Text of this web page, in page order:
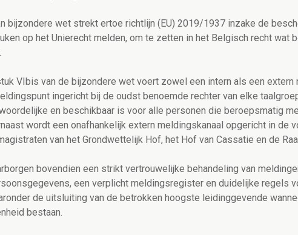
bijzondere wet strekt ertoe richtlijn (EU) 2019/1937 inzake de
op het Unierecht melden, om te zetten in het Belgisch recht wat
VIbis van de bijzondere wet voert zowel een intern als een extern
ingericht bij de oudst benoemde rechter van elke
en beschikbaar is voor alle personen die beroepsmatig
wordt een onafhankelijk extern meldingskanaal opgericht in de
van het Grondwettelijk Hof, het Hof van Cassatie en de
bovendien een strikt vertrouwelijke behandeling van
een verplicht meldingsregister en duidelijke regels
de uitsluiting van de betrokken hoogste leidinggevende
bestaan.